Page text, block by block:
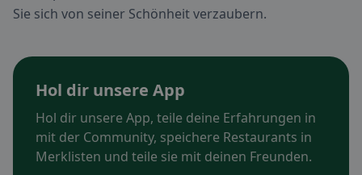
Sie sich von seiner Schönheit verzaubern.
Hol dir unsere App
Hol dir unsere App, teile deine Erfahrungen in
mit der Community, speichere Restaurants in
Merklisten und teile sie mit deinen Freunden.